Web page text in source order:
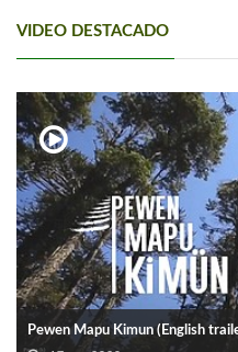
VIDEO DESTACADO
Pewen Mapu Kimun (English